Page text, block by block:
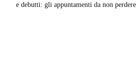
e debutti: gli appuntamenti da non perdere